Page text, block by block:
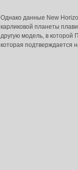
Однако данные New
карликовой планеты
другую модель, в
которая подтверждается